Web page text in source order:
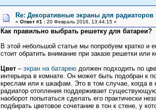
Re: Декоративные экраны для радиаторов
« Ответ #1 : 20 Февраль 2016, 13:44:15 »
Как правильно выбрать решетку для батареи?
В этой небольшой статье мы попробуем кратко и
стоит обратить внимание при заказе решетки или
Цвет – экран на батарею должен подходить по
интерьера в комнате. Он может быть подобран к
креслам или к шкафам. Это в том случае, когда в
радиатор отопления поддерживает
наоборот попытаться сделать его практически
подбирать цветовое сочетание в тон к стене, у